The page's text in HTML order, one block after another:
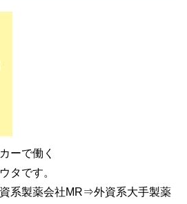
ーで働く
タです。
系製薬会社MR⇒外資系大手製薬